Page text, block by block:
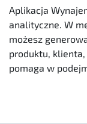
Aplikacja
analityczne. W
możesz
produktu,
pomaga w